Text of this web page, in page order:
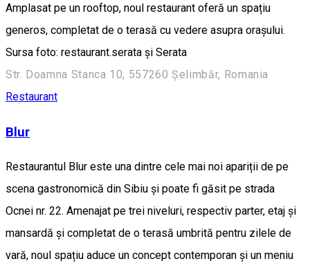
Amplasat pe un rooftop, noul restaurant oferă un spațiu
generos, completat de o terasă cu vedere asupra orașului.
Sursa foto: restaurant.serata și Serata
Str. Doamna Stanca 10, 557260 Șelimbăr, Romania
Restaurant
Blur
Restaurantul Blur este una dintre cele mai noi apariții de pe
scena gastronomică din Sibiu și poate fi găsit pe strada
Ocnei nr. 22. Amenajat pe trei niveluri, respectiv parter, etaj și
mansardă și completat de o terasă umbrită pentru zilele de
vară, noul spațiu aduce un concept contemporan și un meniu